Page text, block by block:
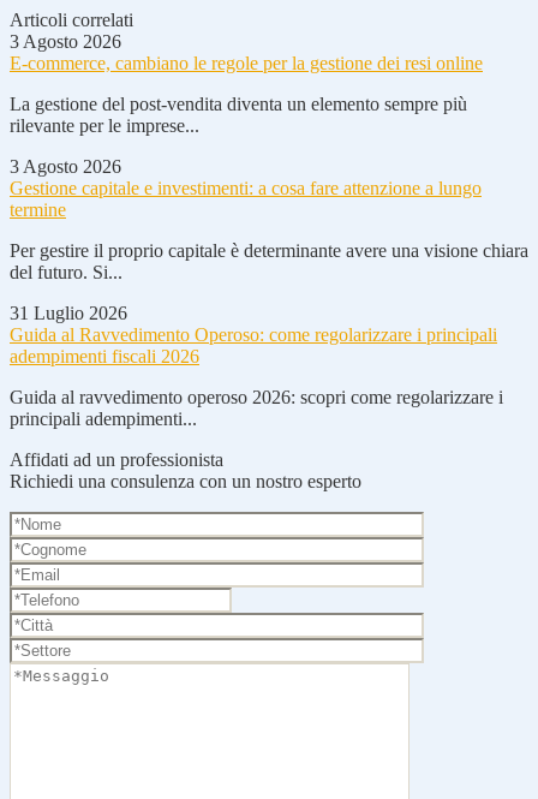
Articoli correlati
3 Agosto 2026
E-commerce, cambiano le regole per la gestione dei resi online
La gestione del post-vendita diventa un elemento sempre più
rilevante per le imprese...
3 Agosto 2026
Gestione capitale e investimenti: a cosa fare attenzione a lungo
termine
Per gestire il proprio capitale è determinante avere una visione chiara
del futuro. Si...
31 Luglio 2026
Guida al Ravvedimento Operoso: come regolarizzare i principali
adempimenti fiscali 2026
Guida al ravvedimento operoso 2026: scopri come regolarizzare i
principali adempimenti...
Affidati ad un professionista
Richiedi una consulenza con un nostro esperto